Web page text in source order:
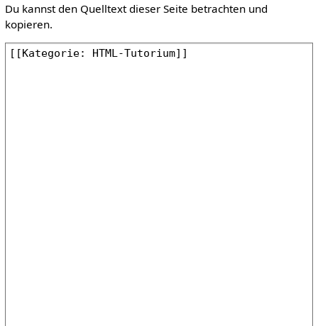
Du kannst den Quelltext dieser Seite betrachten und
kopieren.